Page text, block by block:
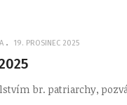
19. PROSINEC 2025
br. patriarchy,